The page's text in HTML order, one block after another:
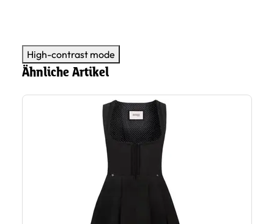
High-contrast mode
Ähnliche Artikel